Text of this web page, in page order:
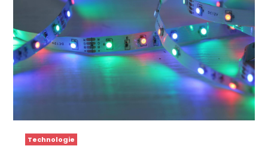
Technologie